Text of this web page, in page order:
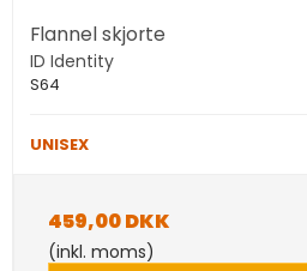
Flannel skjorte
ID Identity
S64
UNISEX
459,00 DKK
(inkl. moms)